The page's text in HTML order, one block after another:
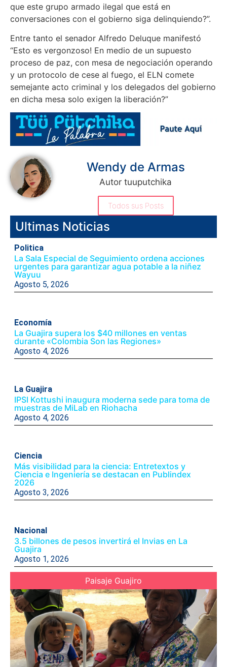
que este grupo armado ilegal que está en
conversaciones con el gobierno siga delinquiendo?”.
Entre tanto el senador Alfredo Deluque manifestó
“Esto es vergonzoso! En medio de un supuesto
proceso de paz, con mesa de negociación operando
y un protocolo de cese al fuego, el ELN comete
semejante acto criminal y los delegados del gobierno
en dicha mesa solo exigen la liberación?”
Wendy de Armas
Autor tuuputchika
Todos sus Posts
Ultimas Noticias
Politica
La Sala Especial de Seguimiento ordena acciones
urgentes para garantizar agua potable a la niñez
Wayuu
Agosto 5, 2026
Economía
La Guajira supera los $40 millones en ventas
durante «Colombia Son las Regiones»
Agosto 4, 2026
La Guajira
IPSI Kottushi inaugura moderna sede para toma de
muestras de MiLab en Riohacha
Agosto 4, 2026
Ciencia
Más visibilidad para la ciencia: Entretextos y
Ciencia e Ingeniería se destacan en Publindex
2026
Agosto 3, 2026
Nacional
3.5 billones de pesos invertirá el Invias en La
Guajira
Agosto 1, 2026
Paisaje Guajiro